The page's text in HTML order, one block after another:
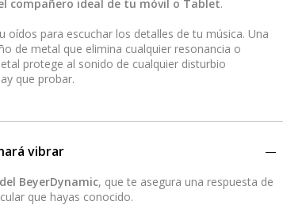
compañero ideal de tu móvil o Tablet.
para escuchar los detalles de tu música. Una
de metal que elimina cualquier resonancia o
protege al sonido de cualquier disturbio
que probar.
vibrar
BeyerDynamic, que te asegura una respuesta de
que hayas conocido.